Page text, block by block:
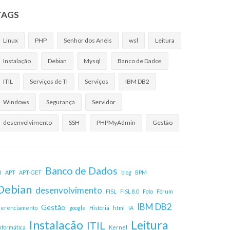
Linux PHP Senhor dos Anéis wsl Leitura
Instalação Debian Mysql Banco de Dados
ITIL Serviços de TI Serviços IBM DB2
Windows Segurança Servidor
desenvolvimento SSH PHPMyAdmin Gestão
APT APT-GET Banco de Dados blog BPM
desenvolvimento FISL FISL 8.0 Foto Fórum
Gestão google História html IA IBM DB2
Instalação ITIL Kernel Leitura